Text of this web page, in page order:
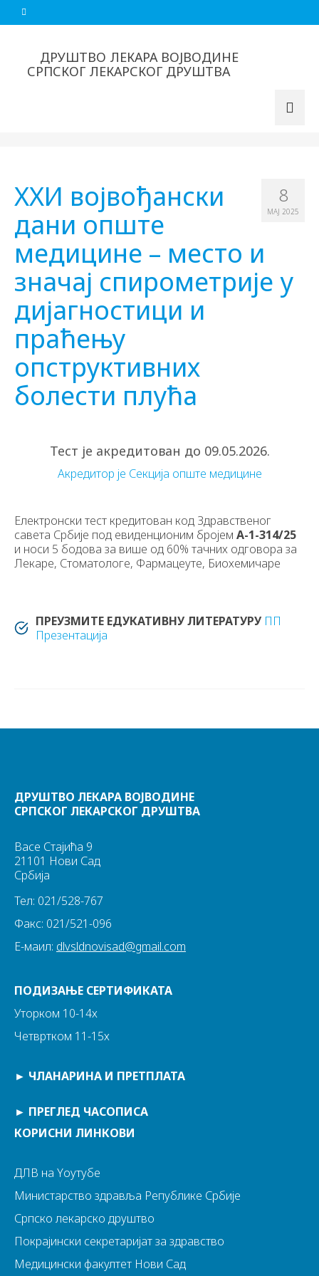
ДРУШТВО ЛЕКАРА ВОЈВОДИНЕ
СРПСКОГ ЛЕКАРСКОГ ДРУШТВА
8
МАЈ 2025
XXИ војвођански
дани опште
медицине – место и
значај спирометрије у
дијагностици и
праћењу
опструктивних
болести плућа
Тест је акредитован до 09.05.2026.
Акредитор је Секција опште медицине
Електронски тест кредитован код Здравственог
савета Србије под евиденционим бројем А-1-314/25
и носи 5 бодова за више од 60% тачних одговора за
Лекаре, Стоматологе, Фармацеуте, Биохемичаре
ПРЕУЗМИТЕ ЕДУКАТИВНУ ЛИТЕРАТУРУ ПП
Презентација
ДРУШТВО ЛЕКАРА ВОЈВОДИНЕ
СРПСКОГ ЛЕКАРСКОГ ДРУШТВА
Васе Стајића 9
21101 Нови Сад
Србија
Тел: 021/528-767
Факс: 021/521-096
Е-маил: dlvsldnovisad@gmail.com
ПОДИЗАЊЕ СЕРТИФИКАТА
Уторком 10-14х
Четвртком 11-15х
► ЧЛАНАРИНА И ПРЕТПЛАТА
► ПРЕГЛЕД ЧАСОПИСА
КОРИСНИ ЛИНКОВИ
ДЛВ на Yоутубе
Министарство здравља Републике Србије
Српско лекарско друштво
Покрајински секретаријат за здравство
Медицински факултет Нови Сад